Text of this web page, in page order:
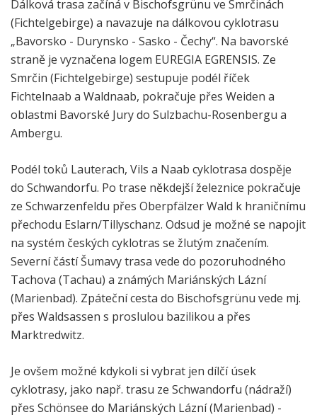
Dálková trasa začíná v Bischofsgrünu ve Smrčinách
(Fichtelgebirge) a navazuje na dálkovou cyklotrasu
„Bavorsko - Durynsko - Sasko - Čechy“. Na bavorské
straně je vyznačena logem EUREGIA EGRENSIS. Ze
Smrčin (Fichtelgebirge) sestupuje podél říček
Fichtelnaab a Waldnaab, pokračuje přes Weiden a
oblastmi Bavorské Jury do Sulzbachu-Rosenbergu a
Ambergu.
Podél toků Lauterach, Vils a Naab cyklotrasa dospěje
do Schwandorfu. Po trase někdejší železnice pokračuje
ze Schwarzenfeldu přes Oberpfälzer Wald k hraničnímu
přechodu Eslarn/Tillyschanz. Odsud je možné se napojit
na systém českých cyklotras se žlutým značením.
Severní částí Šumavy trasa vede do pozoruhodného
Tachova (Tachau) a známých Mariánských Lázní
(Marienbad). Zpáteční cesta do Bischofsgrünu vede mj.
přes Waldsassen s proslulou bazilikou a přes
Marktredwitz.
Je ovšem možné kdykoli si vybrat jen dílčí úsek
cyklotrasy, jako např. trasu ze Schwandorfu (nádraží)
přes Schönsee do Mariánských Lázní (Marienbad) -